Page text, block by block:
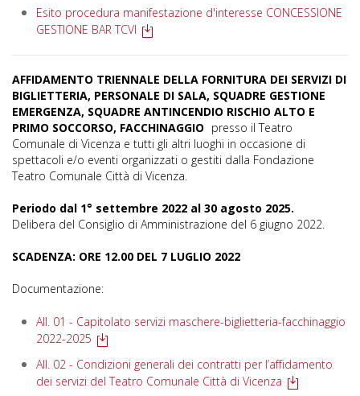
Esito procedura manifestazione d'interesse CONCESSIONE
GESTIONE BAR TCVI
AFFIDAMENTO TRIENNALE DELLA FORNITURA DEI SERVIZI DI
BIGLIETTERIA, PERSONALE DI SALA, SQUADRE GESTIONE
EMERGENZA, SQUADRE ANTINCENDIO RISCHIO ALTO E
PRIMO SOCCORSO, FACCHINAGGIO presso il Teatro
Comunale di Vicenza e tutti gli altri luoghi in occasione di
spettacoli e/o eventi organizzati o gestiti dalla Fondazione
Teatro Comunale Città di Vicenza.
Periodo dal 1° settembre 2022 al 30 agosto 2025.
Delibera del Consiglio di Amministrazione del 6 giugno 2022.
SCADENZA: ORE 12.00 DEL 7 LUGLIO 2022
Documentazione:
All. 01 - Capitolato servizi maschere-biglietteria-facchinaggio
2022-2025
All. 02 - Condizioni generali dei contratti per l’affidamento
dei servizi del Teatro Comunale Città di Vicenza